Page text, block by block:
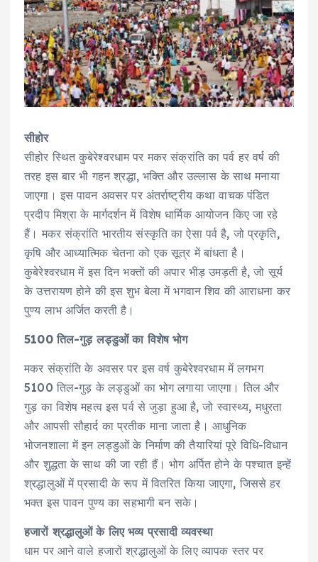
सीहोर
सीहोर स्थित कुबेरेश्वरधाम पर मकर संक्रांति का पर्व हर वर्ष की
तरह इस बार भी गहन श्रद्धा, भक्ति और उल्लास के साथ मनाया
जाएगा। इस पावन अवसर पर अंतर्राष्ट्रीय कथा वाचक पंडित
प्रदीप मिश्रा के मार्गदर्शन में विशेष धार्मिक आयोजन किए जा रहे
हैं। मकर संक्रांति भारतीय संस्कृति का ऐसा पर्व है, जो प्रकृति,
कृषि और आध्यात्मिक चेतना को एक सूत्र में बांधता है।
कुबेरेश्वरधाम में इस दिन भक्तों की अपार भीड़ उमड़ती है, जो सूर्य
के उत्तरायण होने की इस शुभ बेला में भगवान शिव की आराधना कर
पुण्य लाभ अर्जित करती है।
5100 तिल-गुड़ लड्डुओं का विशेष भोग
मकर संक्रांति के अवसर पर इस वर्ष कुबेरेश्वरधाम में लगभग
5100 तिल-गुड़ के लड्डुओं का भोग लगाया जाएगा। तिल और
गुड़ का विशेष महत्व इस पर्व से जुड़ा हुआ है, जो स्वास्थ्य, मधुरता
और आपसी सौहार्द का प्रतीक माना जाता है। आधुनिक
भोजनशाला में इन लड्डुओं के निर्माण की तैयारियां पूरे विधि-विधान
और शुद्धता के साथ की जा रही हैं। भोग अर्पित होने के पश्चात इन्हें
श्रद्धालुओं में प्रसादी के रूप में वितरित किया जाएगा, जिससे हर
भक्त इस पावन पुण्य का सहभागी बन सके।
हजारों श्रद्धालुओं के लिए भव्य प्रसादी व्यवस्था
धाम पर आने वाले हजारों श्रद्धालुओं के लिए व्यापक स्तर पर